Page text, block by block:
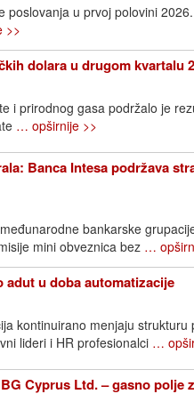
u prvoj polovini
>>
dolara u drugom kvartalu
i prirodnog gasa podržalo je
… opširnije >>
Banca Intesa podržava
bankarske
mini obveznica bez …
u doba automatizacije
kontinuirano menjaju strukturu
lideri i HR profesionalci …
Cyprus Ltd. – gasno polje